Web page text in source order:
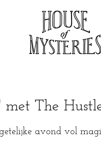
The
avond vol